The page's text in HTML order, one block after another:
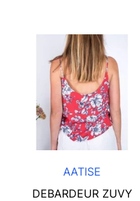
AATISE
DEBARDEUR ZUVY